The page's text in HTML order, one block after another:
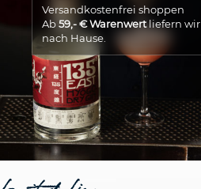
Versandkostenfrei shoppen
Ab59,- € Warenwertliefern wir
nach Hause.